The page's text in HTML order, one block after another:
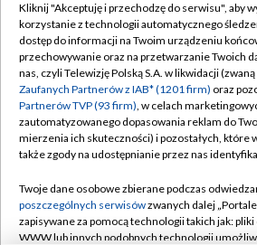
TVP
Abonament TVP
Emisja w TVP
Centrum informacji TVP
Naziemna Telewizja Cyfrowa
Rada Programowa
System NOS
Regulamin TVP
Polityka
Moje zgody
Pomoc
Kontakt
Kliknij "Akceptuję i przechodzę do serwisu", aby
korzystanie z technologii automatycznego
dostęp do informacji na Twoim urządzeniu
przechowywanie oraz na przetwarzanie Twoich
nas, czyli Telewizję Polską S.A. w likwidacji
Zaufanych Partnerów z IAB* (1201 firm) oraz
Partnerów TVP (93 firm), w celach
zautomatyzowanego dopasowania reklam do
mierzenia ich skuteczności) i pozostałych, które
także zgody na udostępnianie przez nas
Twoje dane osobowe zbierane podczas
poszczególnych serwisówzwanych dalej
zapisywane za pomocą technologii takich jak:
WWW lub innych podobnych technologii